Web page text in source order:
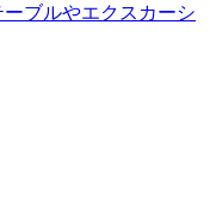
ブルやエクスカーシ